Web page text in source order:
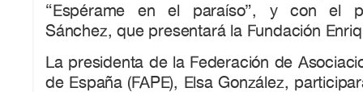
“Espérame en el paraíso”, y con el
Sánchez, que presentará la Fundación
La presidenta de la Federación de
de España (FAPE), Elsa González,